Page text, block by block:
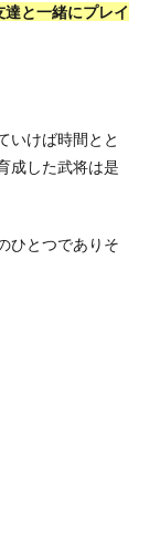
と一緒にプレイ
いけば時間とと
成した武将は是
ひとつでありそ